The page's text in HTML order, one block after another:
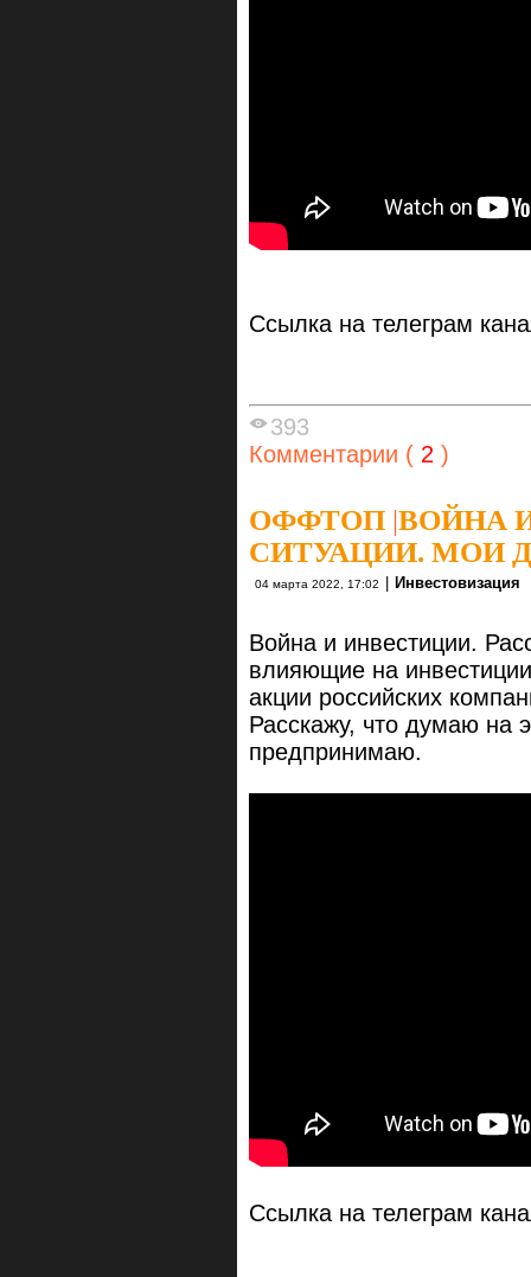
Ссылка на телеграм
393
Комментарии ( 2 )
ОФФТОП |ВОЙНА
СИТУАЦИИ. МОИ
04 марта 2022, 17:02 Инвестовизация
Война и инвестиции.
влияющие на
акции российских
Расскажу, что думаю на
предпринимаю.
Ссылка на телеграм